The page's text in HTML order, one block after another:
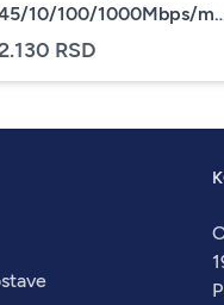
10/100/1000Mbps/
RSD